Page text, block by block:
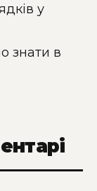
у
знати в